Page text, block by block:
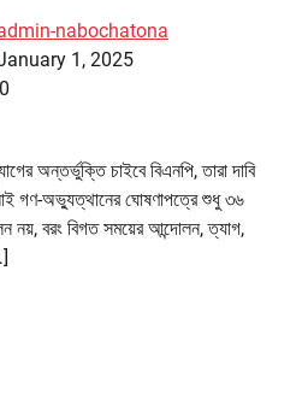
nabochatona
1, 2025
অন্তর্ভুক্তি চাইবে বিএনপি, তারা দাবি
গণ-অভ্যুত্থানের ঘোষণাপত্রে শুধু ৩৬
নয়, বরং বিগত সময়ের আন্দোলন, ত্যাগ,